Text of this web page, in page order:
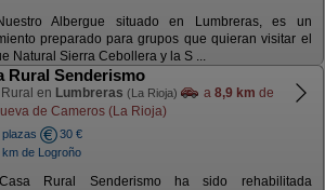
Albergue situado en Lumbreras, es un
preparado para grupos que quieran visitar el
Natural Sierra Cebollera y la S ...
Rural Senderismo
en Lumbreras (La Rioja) a 8,9 km de
de Cameros (La Rioja)
plazas
30 €
km de Logroño
Rural Senderismo ha sido rehabilitada